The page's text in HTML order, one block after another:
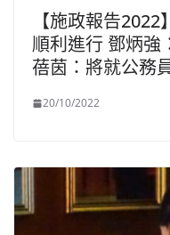
【施政報告
順利進行 鄧炳強
蓓茵：將就公務
20/10/2022